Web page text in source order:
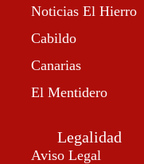
Noticias El Hierro
Cabildo
Canarias
El Mentidero
Legalidad
Aviso Legal